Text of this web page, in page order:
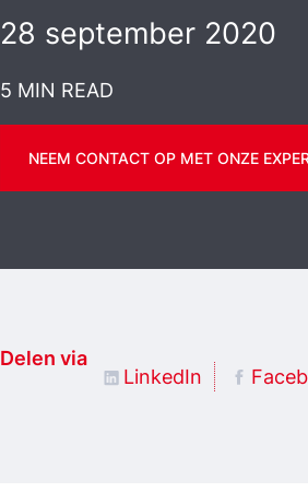
28 september 2020
5 MIN READ
NEEM CONTACT OP MET ONZE
Delen via
LinkedIn